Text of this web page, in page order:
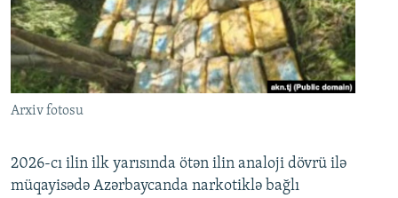
Arxiv fotosu
2026-cı ilin ilk yarısında ötən ilin analoji dövrü ilə
müqayisədə Azərbaycanda narkotiklə bağlı